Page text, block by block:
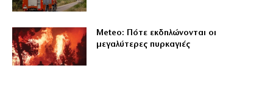
Meteo: Πότε εκδηλώνονται οι
μεγαλύτερες πυρκαγιές